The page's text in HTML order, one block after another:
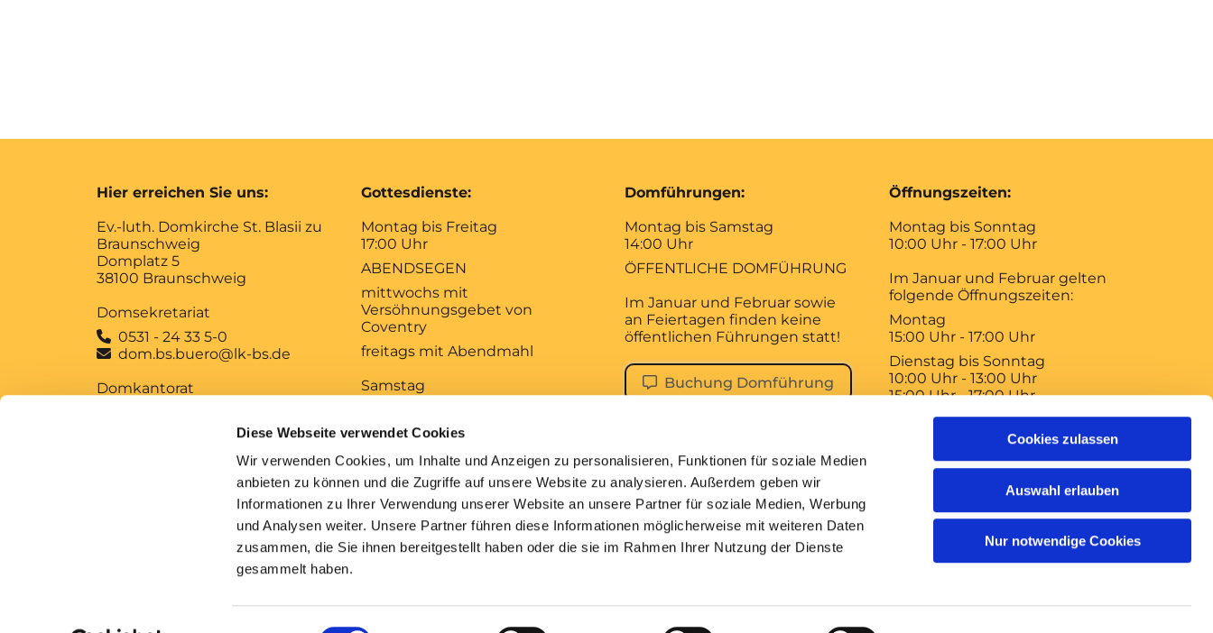
Diese Webseite verwendet Cookies
Wir verwenden Cookies, um Inhalte und Anzeigen zu personalisieren, Funktionen für soziale Medien
anbieten zu können und die Zugriffe auf unsere Website zu analysieren. Außerdem geben wir
Informationen zu Ihrer Verwendung unserer Website an unsere Partner für soziale Medien, Werbung
und Analysen weiter. Unsere Partner führen diese Informationen möglicherweise mit weiteren Daten
zusammen, die Sie ihnen bereitgestellt haben oder die sie im Rahmen Ihrer Nutzung der Dienste
gesammelt haben.
Einwilligungsauswahl
Cookies zulassen
Auswahl erlauben
Nur notwendige Cookies
Hier erreichen Sie uns:
Ev.-luth. Domkirche St. Blasii zu
Braunschweig
Domplatz 5
38100 Braunschweig
Domsekretariat
 0531 - 24 33 5-0
 dom.bs.buero@lk-bs.de
Domkantorat
domkantorat@lk-bs.de
Anfrage und
Anforderung kirchlicher
Bescheinigungen
Gottesdienste:
Montag bis Freitag
17:00 Uhr
ABENDSEGEN
mittwochs mit
Versöhnungsgebet von
Coventry
freitags mit Abendmahl
Samstag
MUSIKALISCHES
MITTAGSGEBET
Sonntag
10:00 Uhr
GOTTESDIENST
Domführungen:
Montag bis Samstag
14:00 Uhr
ÖFFENTLICHE DOMFÜHRUNG
Im Januar und Februar sowie
an Feiertagen finden keine
öffentlichen Führungen statt!
Buchung Domführung
Öffnungszeiten:
Montag bis Sonntag
10:00 Uhr - 17:00 Uhr
Im Januar und Februar gelten
folgende Öffnungszeiten:
Montag
15:00 Uhr - 17:00 Uhr
Dienstag bis Sonntag
10:00 Uhr - 13:00 Uhr
15:00 Uhr - 17:00 Uhr
bleibt am 1. Januar, 1. Mai und 3.
Oktober geschlossen!